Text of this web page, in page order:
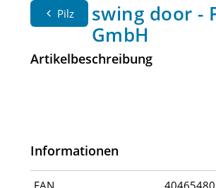
Pilz
swing door -
GmbH
Artikelbeschreibung
Informationen
EAN